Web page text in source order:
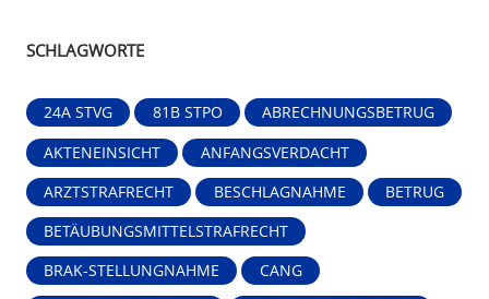
SCHLAGWORTE
24A STVG 81B STPO ABRECHNUNGSBETRUG
AKTENEINSICHT ANFANGSVERDACHT
ARZTSTRAFRECHT BESCHLAGNAHME BETRUG
BETÄUBUNGSMITTELSTRAFRECHT
BRAK-STELLUNGNAHME CANG